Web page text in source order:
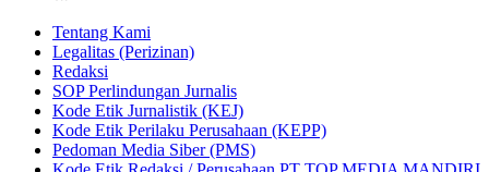
Tentang Kami
Legalitas (Perizinan)
Redaksi
SOP Perlindungan Jurnalis
Kode Etik Jurnalistik (KEJ)
Kode Etik Perilaku Perusahaan (KEPP)
Pedoman Media Siber (PMS)